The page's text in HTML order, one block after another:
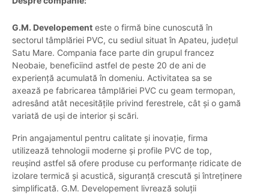
G.M. Developement este o firmă bine cunoscută în
sectorul tâmplăriei PVC, cu sediul situat în Apateu, județul
Satu Mare. Compania face parte din grupul francez
Neobaie, beneficiind astfel de peste 20 de ani de
experiență acumulată în domeniu. Activitatea sa se
axează pe fabricarea tâmplăriei PVC cu geam termopan,
adresând atât necesitățile privind ferestrele, cât și o gamă
variată de uși de interior și scări.
Prin angajamentul pentru calitate și inovație, firma
utilizează tehnologii moderne și profile PVC de top,
reușind astfel să ofere produse cu performanțe ridicate de
izolare termică și acustică, siguranță crescută și întreținere
simplificată. G.M. Developement livrează soluții